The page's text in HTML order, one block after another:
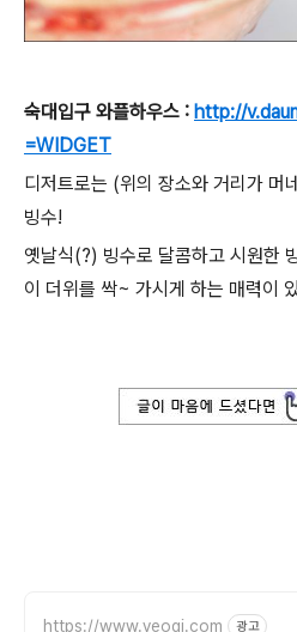
숙대입구 와플하우스 : http://
=WIDGET
디저트로는 (위의 장소와 거리가 머
빙수!
옛날식(?) 빙수로 달콤하고 시원한
이 더위를 싹~ 가시게 하는 매력이
https://www.yeogi.com 광고